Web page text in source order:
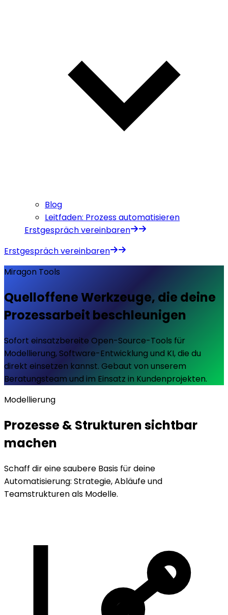
Blog
Leitfaden: Prozess automatisieren
Erstgespräch vereinbaren
Erstgespräch vereinbaren
Miragon Tools
Quelloffene Werkzeuge, die deine
Prozessarbeit beschleunigen
Sofort einsatzbereite Open-Source-Tools für
Modellierung, Software-Entwicklung und KI, die du
direkt einsetzen kannst. Gebaut von unserem
Beratungsteam und im Einsatz in Kundenprojekten.
Modellierung
Prozesse & Strukturen sichtbar
machen
Schaff dir eine saubere Basis für deine
Automatisierung: Strategie, Abläufe und
Teamstrukturen als Modelle.